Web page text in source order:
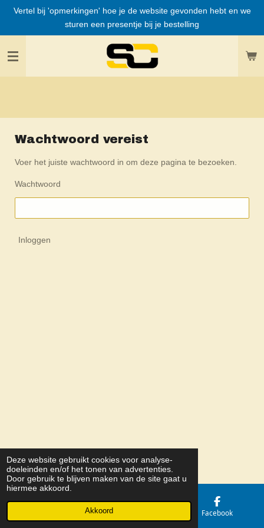
Deze website gebruikt cookies voor analyse-
doeleinden en/of het tonen van advertenties.
Door gebruik te blijven maken van de site gaat u
hiermee akkoord.
Akkoord
Ga
de
Vertel bij 'opmerkingen' hoe je de website gevonden hebt en we
sturen een presentje bij je bestelling
Wachtwoord vereist
Voer het juiste wachtwoord in om deze pagina te bezoeken.
Wachtwoord
Inloggen
© 2026 Belize Holding b.v.
Facebook